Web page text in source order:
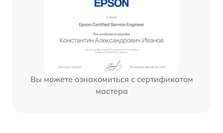
Вы можете ознакомиться с сертификатом
мастера